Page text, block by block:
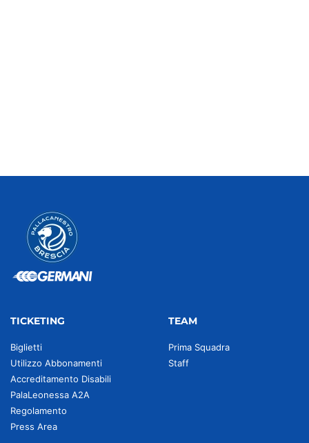
TICKETING
Biglietti
Utilizzo Abbonamenti
Accreditamento Disabili
PalaLeonessa A2A
Regolamento
Press Area
TEAM
Prima Squadra
Staff